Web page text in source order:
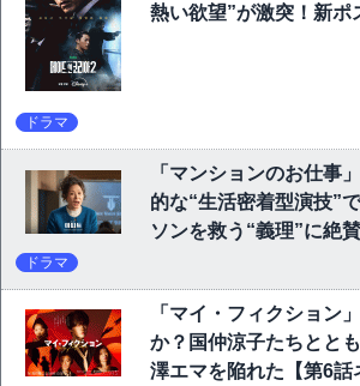
熱い欲望”が激突！新ポ
ドラマ
「マンションのお仕事
的な“生活密着型演技”
ソンを救う“義理”に絶
ドラマ
「マイ・フィクション
か？国仲涼子たちとと
澤エマを陥れた【第6話